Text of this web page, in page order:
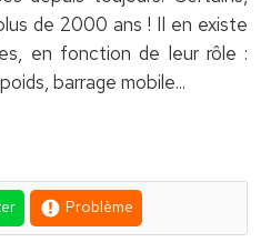
de 2000 ans ! Il en existe
en fonction de leur rôle :
barrage mobile...
Problème